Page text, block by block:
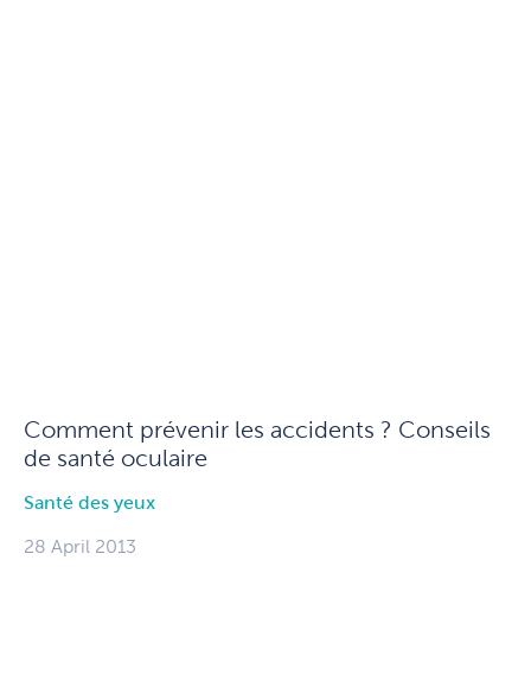
Comment prévenir les accidents ? Conseils
de santé oculaire
Santé des yeux
28 April 2013